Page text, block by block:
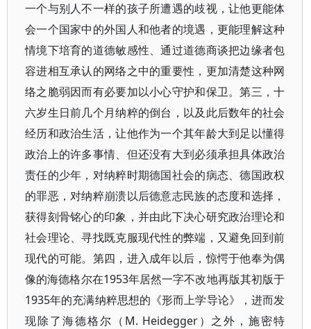
一个与别人不一样的孩子所遭遇的歧视，让他更能体
会一个国家中的外国人和他者的境遇，更能理解这种
情境下培育的道德敏感性、通过道德商谈把边缘者包
容进相互承认的网络之中的重要性，更加清楚这种网
络之脆弱因而有必要加以小心守护和保卫。第三，十
六岁生日前几个月纳粹的倒台，以及此后数年的社会
经历和政治生活，让他作为一个其年龄大到足以懂得
政治上的许多事情、但还没有大到必须承担具体政治
责任的少年，对纳粹时期德国社会的病态、德国政权
的罪恶，对纳粹崩溃以后德意志民族的态度和选择，
获得刻骨铭心的印象，并由此下决心研究政治理论和
社会理论、寻找既克服现代性的弊端，又避免回到前
现代的可能。第四，进入成年以后，惊愕于他奉为偶
像的海德格尔在1953年居然一字不改地再版其初版于
1935年的充满纳粹思想的《形而上学导论》，进而发
现除了海德格尔（M. Heidegger）之外，施密特